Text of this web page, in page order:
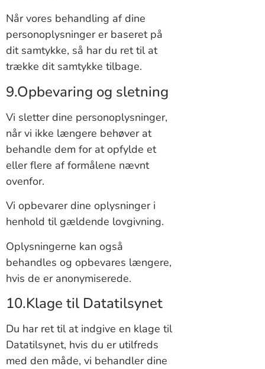
Når vores behandling af dine
personoplysninger er baseret på
dit samtykke, så har du ret til at
trække dit samtykke tilbage.
9.Opbevaring og sletning
Vi sletter dine personoplysninger,
når vi ikke længere behøver at
behandle dem for at opfylde et
eller flere af formålene nævnt
ovenfor.
Vi opbevarer dine oplysninger i
henhold til gældende lovgivning.
Oplysningerne kan også
behandles og opbevares længere,
hvis de er anonymiserede.
10.Klage til Datatilsynet
Du har ret til at indgive en klage til
Datatilsynet, hvis du er utilfreds
med den måde, vi behandler dine